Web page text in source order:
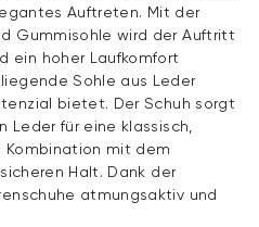
Auftreten. Mit der
Gummisohle wird der Auftritt
ein hoher Laufkomfort
Sohle aus Leder
bietet. Der Schuh sorgt
Leder für eine klassisch,
mit dem
Halt. Dank der
atmungsaktiv und